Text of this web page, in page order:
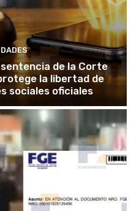
de la Corte
la libertad de
sociales oficiales